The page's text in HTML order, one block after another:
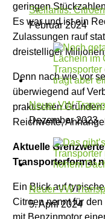
geringen
Es war und ist ein
Zulassungen rauf
dreistelliger
Denn nach wie vor
überwiegend auf
praktischen
Reichweite,
Aktuelle
Transporterformat
Ein Blick auf
Citroen nennt für
mit Benzinmotor
Stellantis:
Februar 2024
Neuer VW
Dezember 2023
Neuer VW
5. April 2024